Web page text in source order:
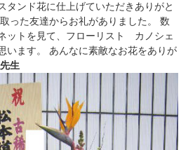
タンド花に仕上げていただきありがと
った友達からお礼がありました。 数
ットを見て、フローリスト カノシェ
います。 あんなに素敵なお花をありが
生